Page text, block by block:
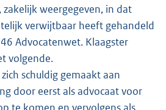
weergegeven, in dat
verwijtbaar heeft gehandeld
Advocatenwet. Klaagster
volgende.
schuldig gemaakt aan
door eerst als advocaat voor